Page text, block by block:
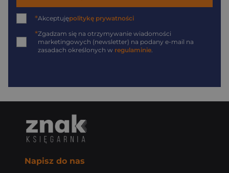
*Akceptujępolitykę prywatności
*Zgadzam się na otrzymywanie wiadomości
marketingowych (newsletter) na podany e-mail na
zasadach określonych w regulaminie
Napisz do nas